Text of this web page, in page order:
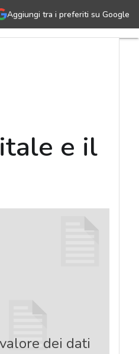
Aggiungi tra i preferiti su Google
la sfida del
e il
dei dati